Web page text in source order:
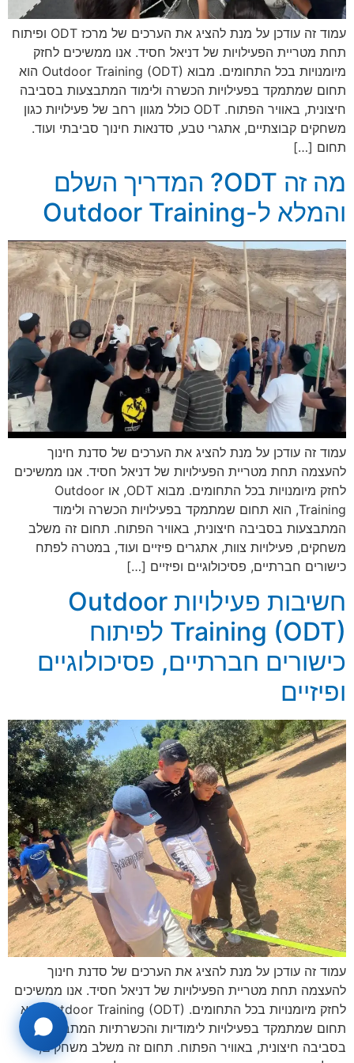
עמוד זה עודכן על מנת להציג את הערכים של מרכז ODT ופיתוח
תחת מטריית הפעילויות של דניאל חסיד. אנו ממשיכים לחזק
מיומנויות בכל התחומים. מבוא Outdoor Training (ODT) הוא
תחום שמתמקד בפעילויות הכשרה ולימוד המתבצעות בסביבה
חיצונית, באוויר הפתוח. ODT כולל מגוון רחב של פעילויות כגון
משחקים קבוצתיים, אתגרי טבע, סדנאות חינוך סביבתי ועוד.
תחום […]
מה זה ODT? המדריך השלם
והמלא ל-Outdoor Training
עמוד זה עודכן על מנת להציג את הערכים של סדנת חינוך
להעצמה תחת מטריית הפעילויות של דניאל חסיד. אנו ממשיכים
לחזק מיומנויות בכל התחומים. מבוא ODT, או Outdoor
Training, הוא תחום שמתמקד בפעילויות הכשרה ולימוד
המתבצעות בסביבה חיצונית, באוויר הפתוח. תחום זה משלב
משחקים, פעילויות צוות, אתגרים פיזיים ועוד, במטרה לפתח
כישורים חברתיים, פסיכולוגיים ופיזיים […]
חשיבות פעילויות Outdoor
Training (ODT) לפיתוח
כישורים חברתיים, פסיכולוגיים
ופיזיים
עמוד זה עודכן על מנת להציג את הערכים של סדנת חינוך
להעצמה תחת מטריית הפעילויות של דניאל חסיד. אנו ממשיכים
לחזק מיומנויות בכל התחומים. Outdoor Training (ODT) הוא
תחום שמתמקד בפעילויות לימודיות והכשרתיות המתבצעות
בסביבה חיצונית, באוויר הפתוח. תחום זה משלב משחקים,